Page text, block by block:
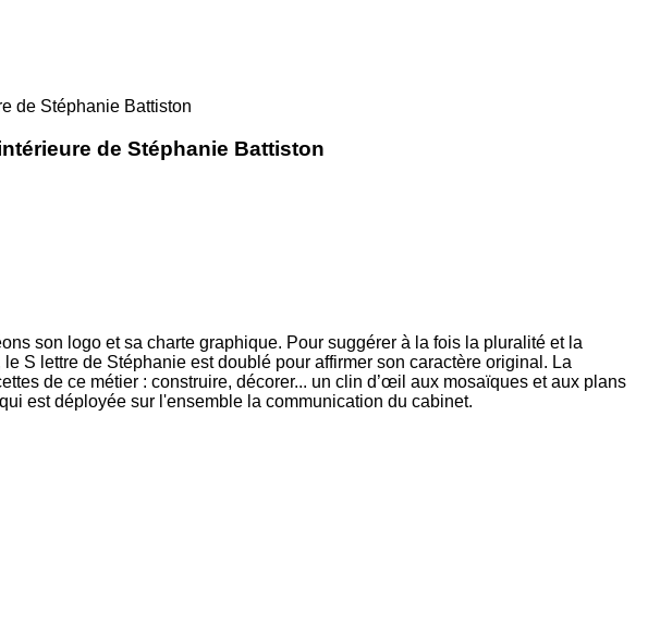
de Stéphanie Battiston
de Stéphanie Battiston
son logo et sa charte graphique. Pour suggérer à la fois la pluralité et la
S lettre de Stéphanie est doublé pour affirmer son caractère original. La
de ce métier : construire, décorer... un clin d’œil aux mosaïques et aux plans
est déployée sur l'ensemble la communication du cabinet.